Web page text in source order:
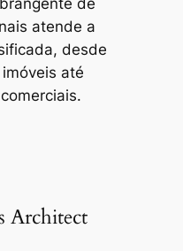
de
atende a
desde
até
Architect